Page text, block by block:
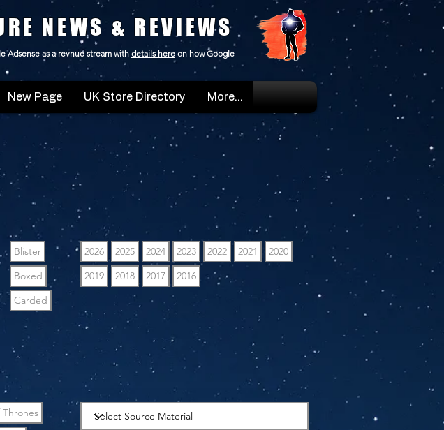
NEWS & REVIEWS
Adsense as a revnue stream with details here on how Google
New Page UK Store Directory More...
Blister
Boxed
Carded
2026 2025 2024 2023 2022 2021
2020
2019
2018 2017 2016